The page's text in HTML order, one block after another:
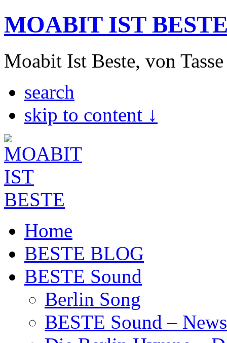
MOABIT IST
Moabit Ist Beste, von
search
skip to content ↓
Home
BESTE BLOG
BESTE Sound
Berlin Song
BESTE Sound –